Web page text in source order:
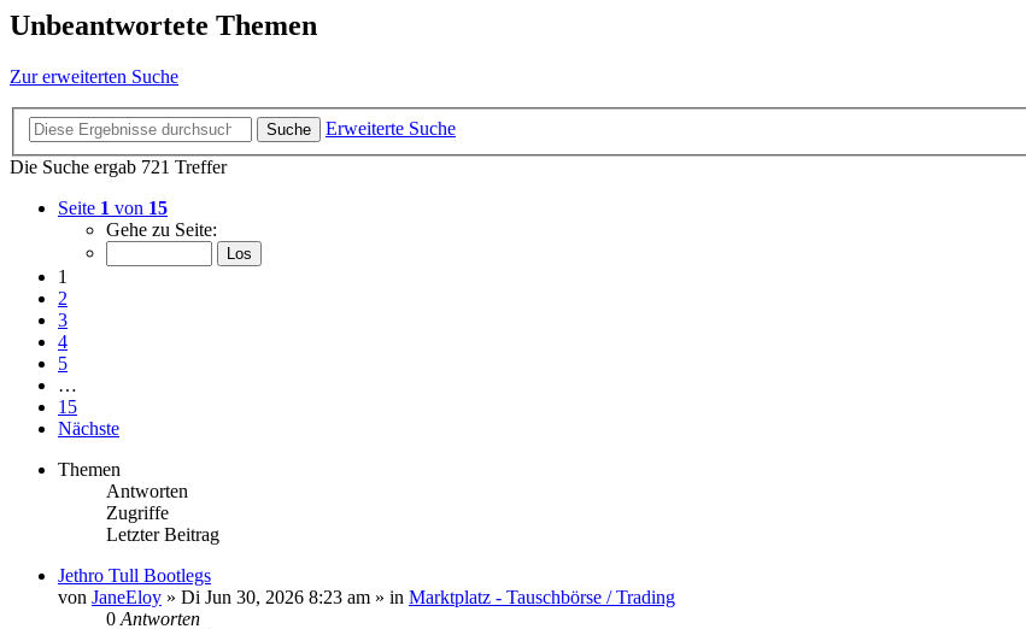
Unbeantwortete Themen
Zur erweiterten Suche
Suche
Erweiterte Suche
Die Suche ergab 721 Treffer
Seite 1 von 15
Gehe zu Seite:
1
2
3
4
5
…
15
Nächste
Themen
Antworten
Zugriffe
Letzter Beitrag
Jethro Tull Bootlegs
von JaneEloy » Di Jun 30, 2026 8:23 am » in Marktplatz - Tauschbörse / Trading
0 Antworten